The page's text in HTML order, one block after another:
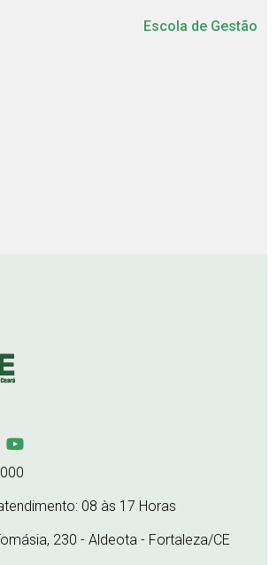
Escola de Gestão
08 às 17 Horas
230 - Aldeota - Fortaleza/CE